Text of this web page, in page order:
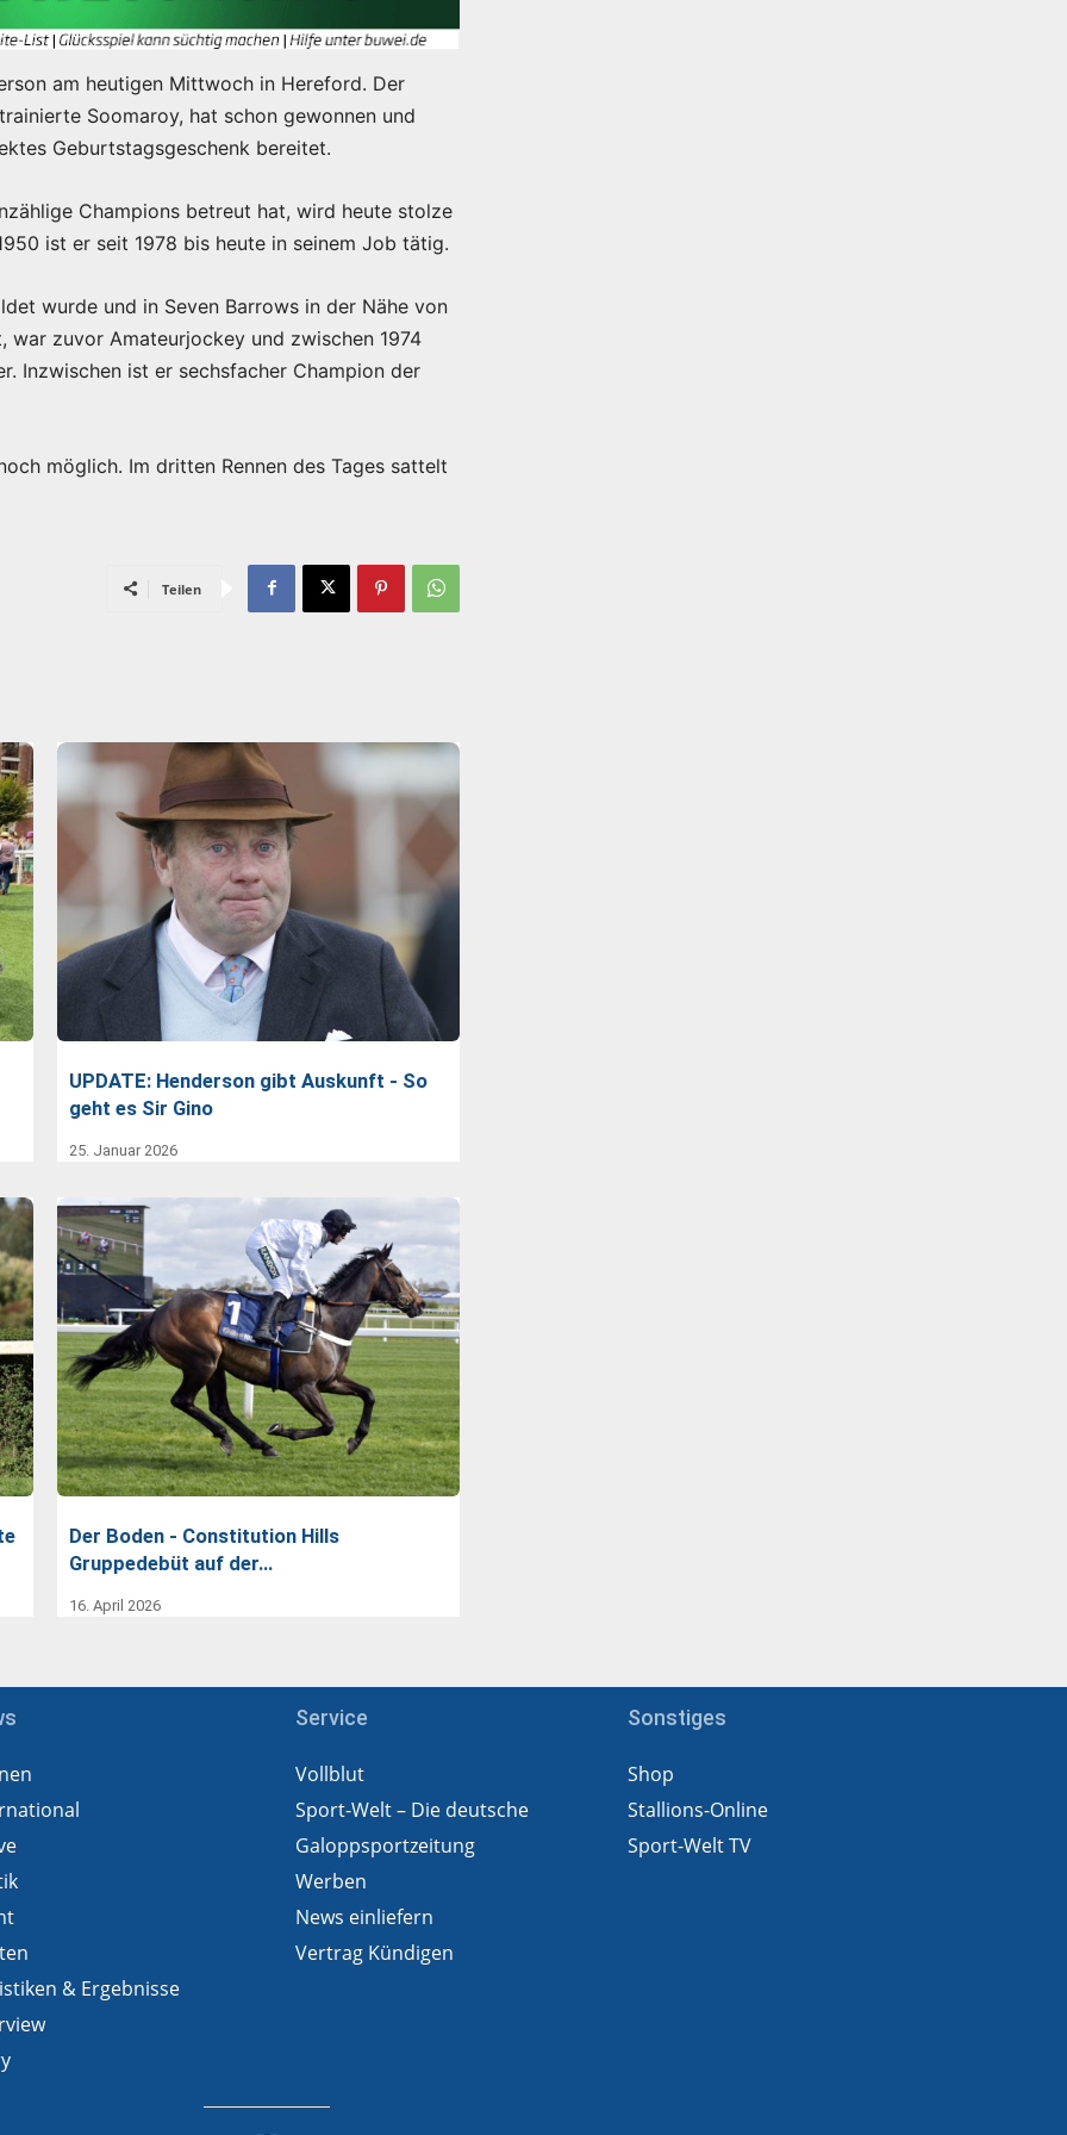
am heutigen Mittwoch in Hereford. Der
Soomaroy, hat schon gewonnen und
Geburtstagsgeschenk bereitet.
Champions betreut hat, wird heute stolze
ist er seit 1978 bis heute in seinem Job tätig.
wurde und in Seven Barrows in der Nähe von
war zuvor Amateurjockey und zwischen 1974
Inzwischen ist er sechsfacher Champion der
möglich. Im dritten Rennen des Tages sattelt
Teilen
UPDATE: Henderson gibt Auskunft - So
geht es Sir Gino
25. Januar 2026
Der Boden - Constitution Hills
Gruppedebüt auf der…
16. April 2026
& Ergebnisse
Service
Vollblut
Sport-Welt – Die deutsche
Galoppsportzeitung
Werben
News einliefern
Vertrag Kündigen
Sonstiges
Shop
Stallions-Online
Sport-Welt TV